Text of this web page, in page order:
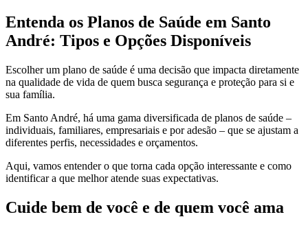
Entenda os Planos de Saúde em Santo
André: Tipos e Opções Disponíveis
Escolher um plano de saúde é uma decisão que impacta diretamente
na qualidade de vida de quem busca segurança e proteção para si e
sua família.
Em Santo André, há uma gama diversificada de planos de saúde –
individuais, familiares, empresariais e por adesão – que se ajustam a
diferentes perfis, necessidades e orçamentos.
Aqui, vamos entender o que torna cada opção interessante e como
identificar a que melhor atende suas expectativas.
Cuide bem de você e de quem você ama